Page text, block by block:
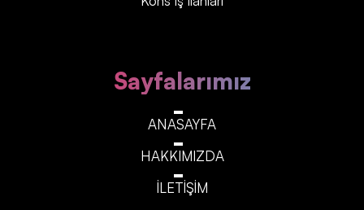
Sayfalarımız
ANASAYFA
HAKKIMIZDA
İLETİŞİM